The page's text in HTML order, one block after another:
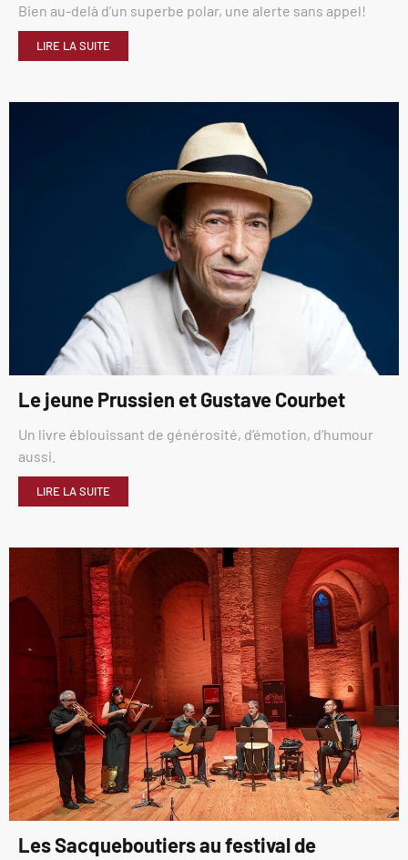
Bien au-delà d’un superbe polar, une alerte sans appel!
LIRE LA SUITE
Le jeune Prussien et Gustave Courbet
Un livre éblouissant de générosité, d’émotion, d’humour
aussi.
LIRE LA SUITE
Les Sacqueboutiers au festival de